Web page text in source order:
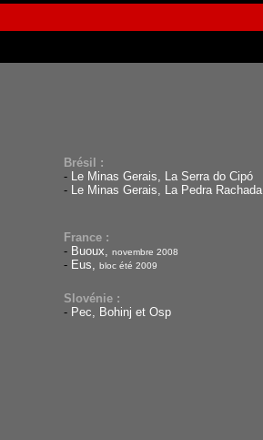
Brésil :
- Le Minas Gerais, La Serra do Cipó
- Le Minas Gerais, La Pedra Rachada
France :
- Buoux, novembre 2008
- Eus, bloc été 2009
Slovénie :
- Pec, Bohinj et Osp